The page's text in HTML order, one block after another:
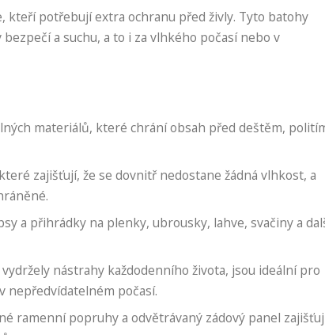
kteří potřebují extra ochranu před živly. Tyto batohy
a suchu, a to i za vlhkého počasí nebo v
materiálů, které chrání obsah před deštěm,
zajišťují, že se dovnitř nedostane žádná vlhkost, a
a přihrádky na plenky, ubrousky, lahve, svačiny a
nástrahy každodenního života, jsou ideální pro
nepředvídatelném počasí.
ramenní popruhy a odvětrávaný zádový panel